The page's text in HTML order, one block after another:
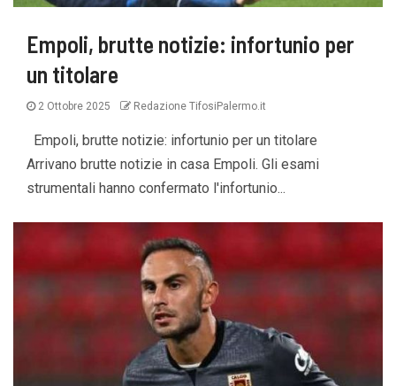
Empoli, brutte notizie: infortunio per
un titolare
2 Ottobre 2025 Redazione TifosiPalermo.it
Empoli, brutte notizie: infortunio per un titolare
Arrivano brutte notizie in casa Empoli. Gli esami
strumentali hanno confermato l'infortunio...